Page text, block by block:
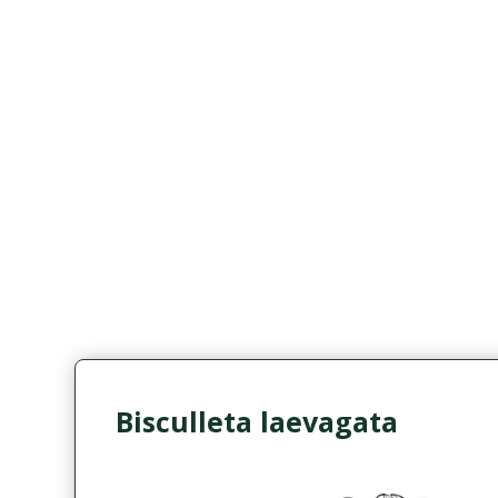
Bisculleta laevagata